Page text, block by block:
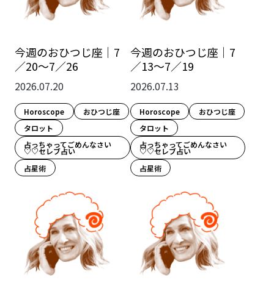
今週のおひつじ座｜7
／20～7／26
2026.07.20
Horoscope
おひつじ座
タロット
占っちゃってごめんなさい
♡♡セレブ占い
占星術
今週のおひつじ座｜7
／13～7／19
2026.07.13
Horoscope
おひつじ座
タロット
占っちゃってごめんなさい
♡♡セレブ占い
占星術